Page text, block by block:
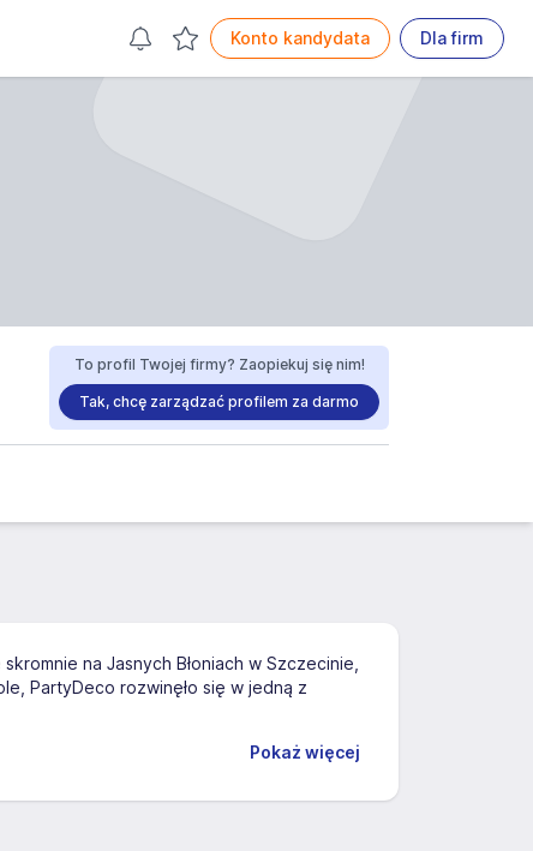
Konto kandydata Dla firm
To profil Twojej firmy? Zaopiekuj się nim!
Tak, chcę zarządzać profilem za darmo
na Jasnych Błoniach w Szczecinie,
PartyDeco rozwinęło się w jedną z
Pokaż więcej